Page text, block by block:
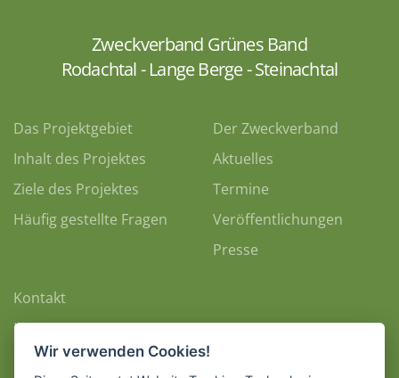
Zweckverband Grünes Band
Rodachtal - Lange Berge - Steinachtal
Das Projektgebiet
Inhalt des Projektes
Ziele des Projektes
Häufig gestellte Fragen
Der Zweckverband
Aktuelles
Termine
Veröffentlichungen
Presse
Kontakt
Impressum
Datenschutz
Wir verwenden Cookies!